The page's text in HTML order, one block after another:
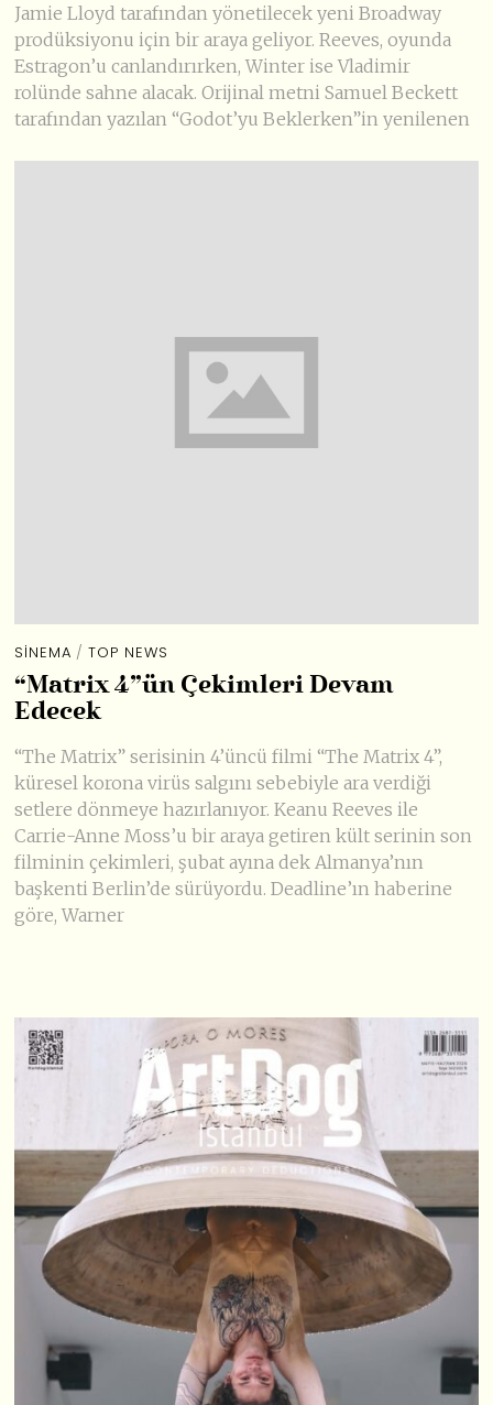
Jamie Lloyd tarafından yönetilecek yeni Broadway
prodüksiyonu için bir araya geliyor. Reeves, oyunda
Estragon’u canlandırırken, Winter ise Vladimir
rolünde sahne alacak. Orijinal metni Samuel Beckett
tarafından yazılan “Godot’yu Beklerken”in yenilenen
SINEMA / TOP NEWS
“Matrix 4”ün Çekimleri Devam
Edecek
“The Matrix” serisinin 4’üncü filmi “The Matrix 4”,
küresel korona virüs salgını sebebiyle ara verdiği
setlere dönmeye hazırlanıyor. Keanu Reeves ile
Carrie-Anne Moss’u bir araya getiren kült serinin son
filminin çekimleri, şubat ayına dek Almanya’nın
başkenti Berlin’de sürüyordu. Deadline’ın haberine
göre, Warner